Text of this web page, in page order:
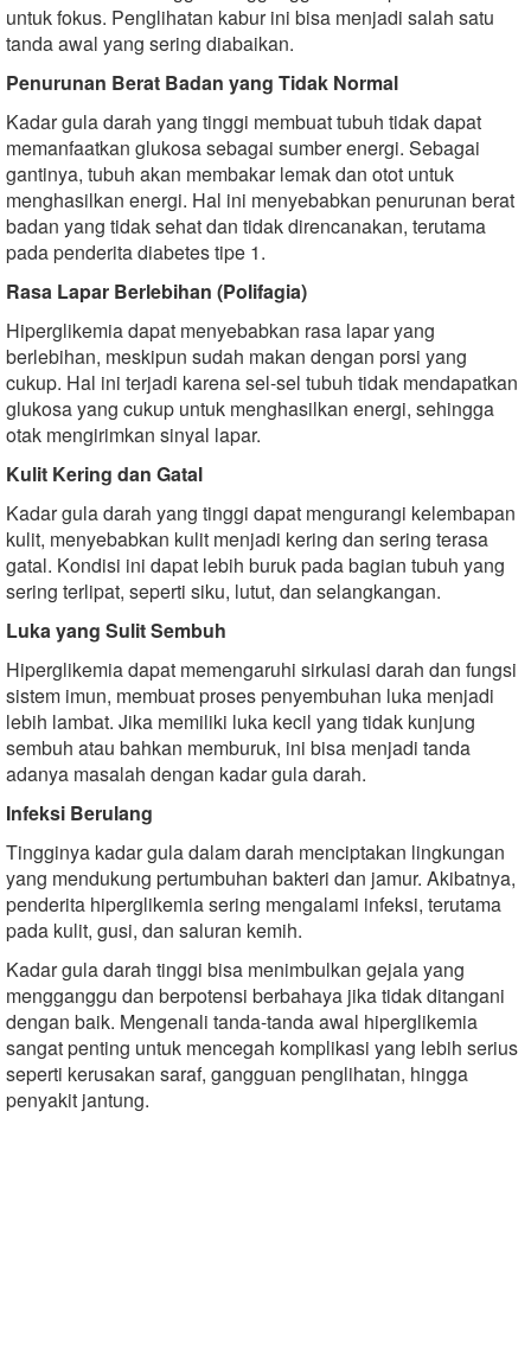
untuk fokus. Penglihatan kabur ini bisa menjadi salah satu
tanda awal yang sering diabaikan.
Penurunan Berat Badan yang Tidak Normal
Kadar gula darah yang tinggi membuat tubuh tidak dapat
memanfaatkan glukosa sebagai sumber energi. Sebagai
gantinya, tubuh akan membakar lemak dan otot untuk
menghasilkan energi. Hal ini menyebabkan penurunan berat
badan yang tidak sehat dan tidak direncanakan, terutama
pada penderita diabetes tipe 1.
Rasa Lapar Berlebihan (Polifagia)
Hiperglikemia dapat menyebabkan rasa lapar yang
berlebihan, meskipun sudah makan dengan porsi yang
cukup. Hal ini terjadi karena sel-sel tubuh tidak mendapatkan
glukosa yang cukup untuk menghasilkan energi, sehingga
otak mengirimkan sinyal lapar.
Kulit Kering dan Gatal
Kadar gula darah yang tinggi dapat mengurangi kelembapan
kulit, menyebabkan kulit menjadi kering dan sering terasa
gatal. Kondisi ini dapat lebih buruk pada bagian tubuh yang
sering terlipat, seperti siku, lutut, dan selangkangan.
Luka yang Sulit Sembuh
Hiperglikemia dapat memengaruhi sirkulasi darah dan fungsi
sistem imun, membuat proses penyembuhan luka menjadi
lebih lambat. Jika memiliki luka kecil yang tidak kunjung
sembuh atau bahkan memburuk, ini bisa menjadi tanda
adanya masalah dengan kadar gula darah.
Infeksi Berulang
Tingginya kadar gula dalam darah menciptakan lingkungan
yang mendukung pertumbuhan bakteri dan jamur. Akibatnya,
penderita hiperglikemia sering mengalami infeksi, terutama
pada kulit, gusi, dan saluran kemih.
Kadar gula darah tinggi bisa menimbulkan gejala yang
mengganggu dan berpotensi berbahaya jika tidak ditangani
dengan baik. Mengenali tanda-tanda awal hiperglikemia
sangat penting untuk mencegah komplikasi yang lebih serius
seperti kerusakan saraf, gangguan penglihatan, hingga
penyakit jantung.